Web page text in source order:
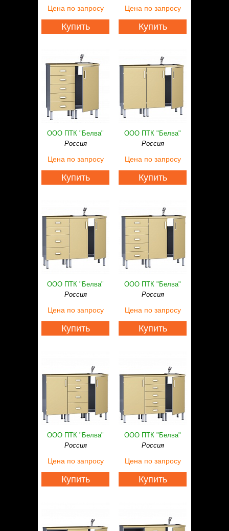
Контакты
Цена по запросу
Купить
Цена по запросу
Купить
ООО ПТК "Белва"
Россия
Цена по запросу
Купить
ООО ПТК "Белва"
Россия
Цена по запросу
Купить
ООО ПТК "Белва"
Россия
Цена по запросу
Купить
ООО ПТК "Белва"
Россия
Цена по запросу
Купить
ООО ПТК "Белва"
Россия
Цена по запросу
Купить
ООО ПТК "Белва"
Россия
Цена по запросу
Купить